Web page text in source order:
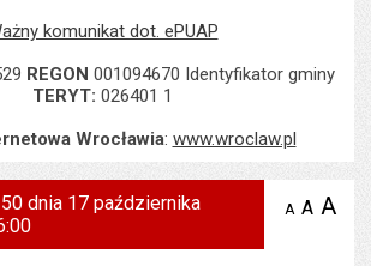
komunikat dot. ePUAP
REGON 001094670 Identyfikator gminy
TERYT: 026401 1
Wrocławia: www.wroclaw.pl
dnia 17 października
A zmniejsz
A A